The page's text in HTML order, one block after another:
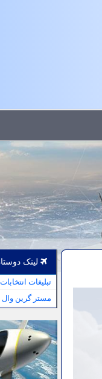
لینک
تبلیغات
مستر گرین وال